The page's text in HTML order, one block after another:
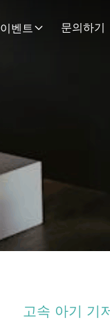
이벤트 문의하기
고속 아기 기